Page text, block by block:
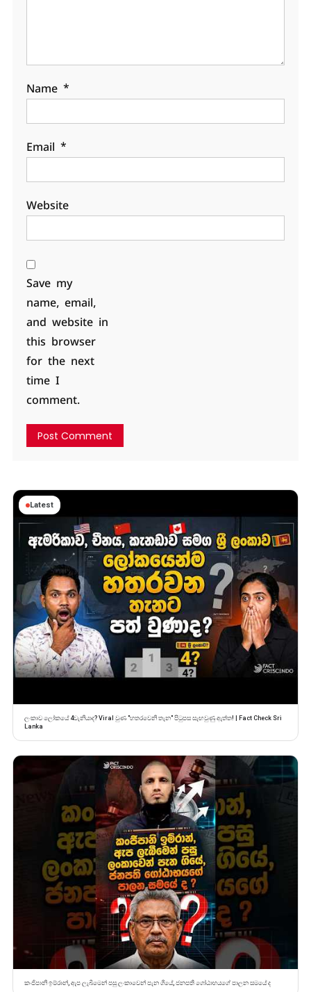
Name *
Email *
Website
Save my
name, email,
and website in
this browser
for the next
time I
comment.
Latest
ලංකාව ලෝකයේ 4වැනියාද? Viral වුණ "හතරවෙනි තැන" පිටුපස සැඟවුණු ඇත්ත! | Fact Check Sri
Lanka
කංජිපානි ඉම්රාන්, ඇප ලැබීමෙන් පසු ලංකාවෙන් පැන ගියේ, ජනපති ගෝඨාභයගේ පාලන සමයේ ද